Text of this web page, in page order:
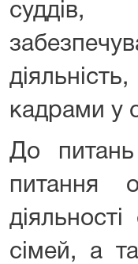
суддів,
кадрами у
До питань
питання
сімей, а